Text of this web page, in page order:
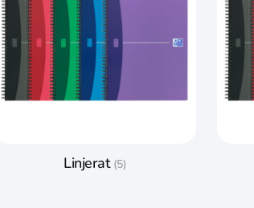
Linjerat (5)